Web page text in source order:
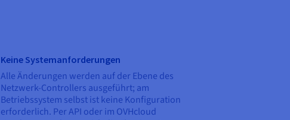
Keine Systemanforderungen
Alle Änderungen werden auf der Ebene des
Netzwerk-Controllers ausgeführt; am
Betriebssystem selbst ist keine Konfiguration
erforderlich. Per API oder im OVHcloud